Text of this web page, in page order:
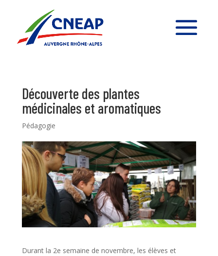
Découverte des plantes
médicinales et aromatiques
Pédagogie
Durant la 2e semaine de novembre, les élèves et